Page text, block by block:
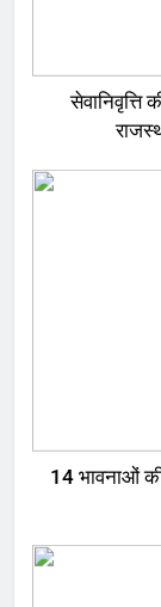
सेवानिवृत्ति
14 भावनाओं